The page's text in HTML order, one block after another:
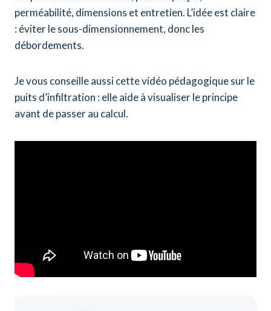
perméabilité, dimensions et entretien. L’idée est claire
: éviter le sous-dimensionnement, donc les
débordements.
Je vous conseille aussi cette vidéo pédagogique sur le
puits d’infiltration : elle aide à visualiser le principe
avant de passer au calcul.